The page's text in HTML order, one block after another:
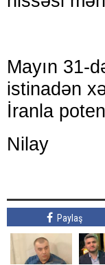
Mayın 31-
istinadən
İranla
Nilay
Paylaş